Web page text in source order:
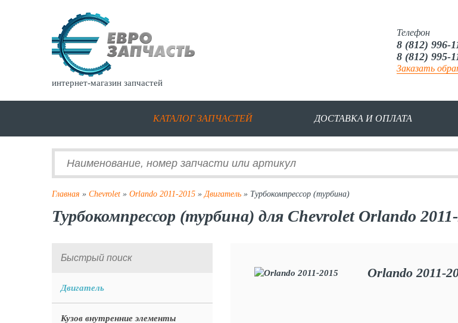
интернет-магазин запчастей
Телефон
8 (812) 996-
8 (812) 995-
Заказать
КАТАЛОГ ЗАПЧАСТЕЙ ДОСТАВКА И ОПЛАТА
Главная » Chevrolet » Orlando 2011-2015 »Двигатель » Турбокомпрессор (турбина)
Турбокомпрессор (турбина) для Chevrolet Orlando
Двигатель
Кузов внутренние элементы
Orlando 2011-